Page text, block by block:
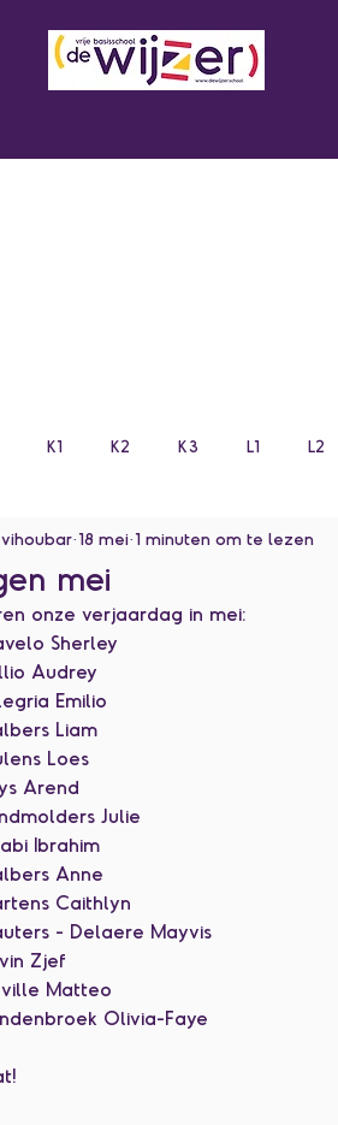
K1 K2 K3 L1 L2
titel
mei
18 mei 1 minuten om te lezen
onze verjaardag in mei:
Sherley
Audrey
Emilio
Liam
Loes
Arend
Julie
Ibrahim
Anne
Caithlyn
- Delaere Mayvis
Zjef
Matteo
Olivia-Faye